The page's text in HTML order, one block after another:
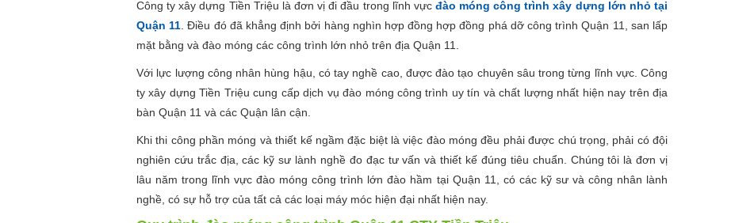
Công ty xây dựng Tiền Triệu là đơn vị đi đầu trong lĩnh vực đào móng công trình xây dựng lớn nhỏ tại
Quận 11 . Điều đó đã khẳng định bởi hàng nghìn hợp đồng hợp đồng phá dỡ công trình Quận 11, san lấp
mặt bằng và đào móng các công trình lớn nhỏ trên địa Quận 11.
Với lực lượng công nhân hùng hậu, có tay nghề cao, được đào tạo chuyên sâu trong từng lĩnh vực. Công
ty xây dựng Tiền Triệu cung cấp dịch vụ đào móng công trình uy tín và chất lượng nhất hiện nay trên địa
bàn Quận 11 và các Quận lân cận.
Khi thi công phần móng và thiết kế ngầm đặc biệt là việc đào móng đều phải được chú trọng, phải có đội
nghiên cứu trắc địa, các kỹ sư lành nghề đo đạc tư vấn và thiết kế đúng tiêu chuẩn. Chúng tôi là đơn vị
lâu năm trong lĩnh vực đào móng công trình lớn đào hầm tại Quận 11, có các kỹ sư và công nhân lành
nghề, có sự hỗ trợ của tất cả các loại máy móc hiện đại nhất hiện nay.